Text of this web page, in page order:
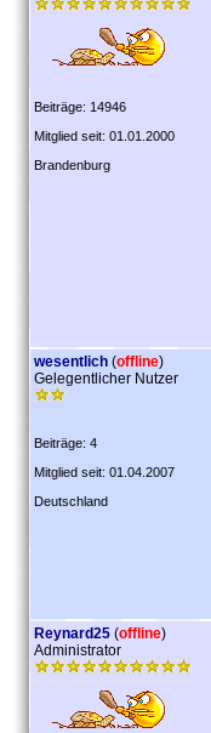
Beiträge: 14946
Mitglied seit: 01.01.2000
Brandenburg
wesentlich (offline)
Gelegentlicher Nutzer
Beiträge: 4
Mitglied seit: 01.04.2007
Deutschland
Reynard25 (offline)
Administrator